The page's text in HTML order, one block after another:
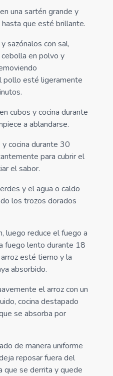
una sartén grande y
que esté brillante.
sazónalos con sal,
en polvo y
pollo esté ligeramente
cubos y cocina durante
a ablandarse.
cocina durante 30
para cubrir el
el sabor.
y el agua o caldo
los trozos dorados
luego reduce el fuego a
fuego lento durante 18
esté tierno y la
absorbido.
el arroz con un
cocina destapado
se absorba por
de manera uniforme
reposar fuera del
que se derrita y quede